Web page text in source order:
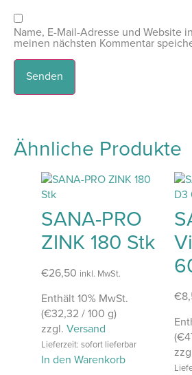
Ähnliche Produkte
SANA-PRO
ZINK 180 Stk
€26,50 inkl. MwSt.
Enthält 10% MwSt.
(€32,32 / 100 g)
zzgl. Versand
Lieferzeit: sofort lieferbar
In den Warenkorb
€
(€
Name, E-Mail-Adresse und Website
meinen nächsten Kommentar